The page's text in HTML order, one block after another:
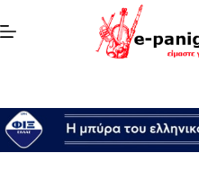
στο
περιεχόμενο